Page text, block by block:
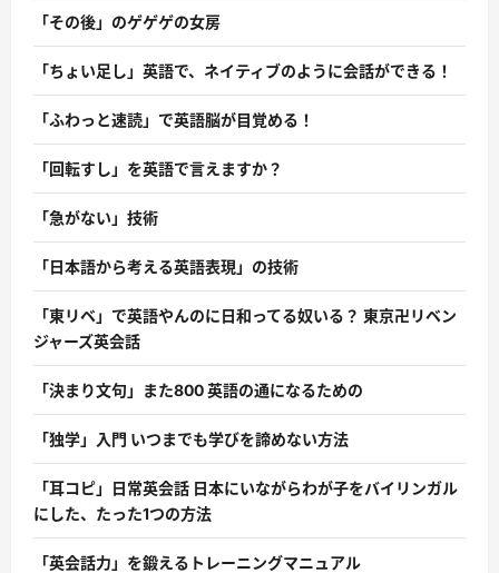
「その後」のゲゲゲの女房
「ちょい足し」英語で、ネイティブのように会話ができる！
「ふわっと速読」で英語脳が目覚める！
「回転すし」を英語で言えますか？
「急がない」技術
「日本語から考える英語表現」の技術
「東リベ」で英語やんのに日和ってる奴いる？ 東京卍リベン
ジャーズ英会話
「決まり文句」また800 英語の通になるための
「独学」入門 いつまでも学びを諦めない方法
「耳コピ」日常英会話 日本にいながらわが子をバイリンガル
にした、たった1つの方法
「英会話力」を鍛えるトレーニングマニュアル